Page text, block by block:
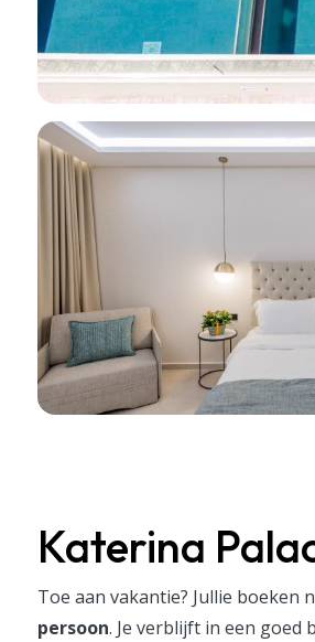
Katerina
Toe aan vakantie? Jullie boeken
persoon. Je verblijft in een goed